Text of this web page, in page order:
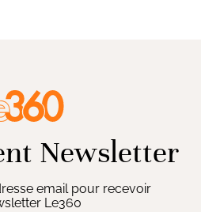
Newsletter
email pour recevoir
Le360